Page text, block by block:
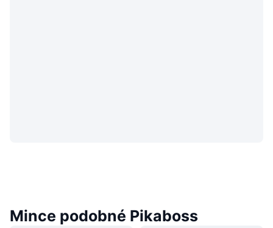
Mince podobné Pikaboss